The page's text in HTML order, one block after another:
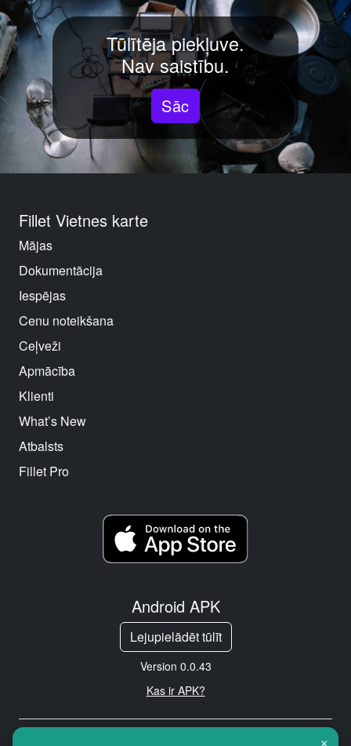
Tūlītēja piekļuve.
Nav saistību.
Sāc
Fillet Vietnes karte
Mājas
Dokumentācija
Iespējas
Cenu noteikšana
Ceļveži
Apmācība
Klienti
What’s New
Atbalsts
Fillet Pro
Android APK
Lejupielādēt tūlīt
Version 0.0.43
Kas ir APK?
×